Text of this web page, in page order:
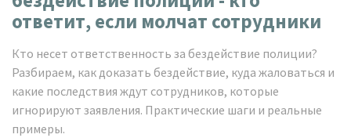
ответит, если молчат сотрудники
Кто несет ответственность за бездействие полиции?
Разбираем, как доказать бездействие, куда жаловаться и
какие последствия ждут сотрудников, которые
игнорируют заявления. Практические шаги и реальные
примеры.